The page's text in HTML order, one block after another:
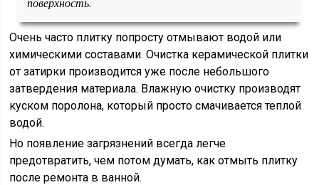
Очень часто плитку попросту отмывают водой или
химическими составами. Очистка керамической плитки
от затирки производится уже после небольшого
затвердения материала. Влажную очистку производят
куском поролона, который просто смачивается теплой
водой.
Но появление загрязнений всегда легче
предотвратить, чем потом думать, как отмыть плитку
после ремонта в ванной.